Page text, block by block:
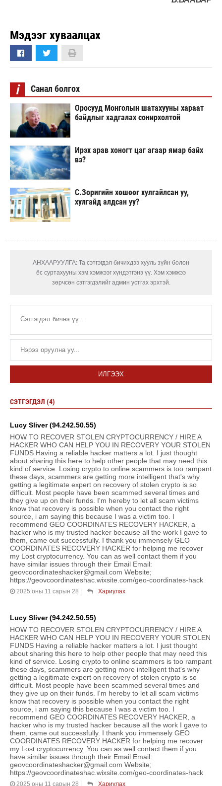
Мэдээг хуваалцах
i Санал болгох
Оросууд Монголын шатахууны хараат
байдлыг хадгалах сонирхолтой
Ирэх арав хоногт цаг агаар ямар байх
вэ?
С.Зоригийн хөшөөг хулгайлсан уу,
хулгайд алдсан уу?
АНХААРУУЛГА: Та сэтгэгдэл бичихдээ хууль зүйн болон
ёс суртахууны хэм хэмжээг хүндэтгэнэ үү. Хэм хэмжээ
зөрчсөн сэтгэгдэлийг админ устгах эрхтэй.
ИЛГЭЭХ
СЭТГЭГДЭЛ (4)
Lucy Sliver (94.242.50.55)
HOW TO RECOVER STOLEN CRYPTOCURRENCY / HIRE A
HACKER WHO CAN HELP YOU IN RECOVERY YOUR STOLEN
FUNDS Having a reliable hacker matters a lot. I just thought
about sharing this here to help other people that may need this
kind of service. Losing crypto to online scammers is too rampant
these days, scammers are getting more intelligent that's why
getting a legitimate expert on recovery of stolen crypto is so
difficult. Most people have been scammed several times and
they give up on their funds. I'm hereby to let all scam victims
know that recovery is possible when you contact the right
source, i am saying this because I was a victim too. I
recommend GEO COORDINATES RECOVERY HACKER, a
hacker who is my trusted hacker because all the work I gave to
them, came out successfully. I thank you immensely GEO
COORDINATES RECOVERY HACKER for helping me recover
my Lost cryptocurrency. You can as well contact them if you
have similar issues through their Email Email:
geovcoordinateshacker@gmail.com Website;
https://geovcoordinateshac.wixsite.com/geo-coordinates-hack
2025 оны 11 сарын 28 | Хариулах
Lucy Sliver (94.242.50.55)
HOW TO RECOVER STOLEN CRYPTOCURRENCY / HIRE A
HACKER WHO CAN HELP YOU IN RECOVERY YOUR STOLEN
FUNDS Having a reliable hacker matters a lot. I just thought
about sharing this here to help other people that may need this
kind of service. Losing crypto to online scammers is too rampant
these days, scammers are getting more intelligent that's why
getting a legitimate expert on recovery of stolen crypto is so
difficult. Most people have been scammed several times and
they give up on their funds. I'm hereby to let all scam victims
know that recovery is possible when you contact the right
source, i am saying this because I was a victim too. I
recommend GEO COORDINATES RECOVERY HACKER, a
hacker who is my trusted hacker because all the work I gave to
them, came out successfully. I thank you immensely GEO
COORDINATES RECOVERY HACKER for helping me recover
my Lost cryptocurrency. You can as well contact them if you
have similar issues through their Email Email:
geovcoordinateshacker@gmail.com Website;
https://geovcoordinateshac.wixsite.com/geo-coordinates-hack
2025 оны 11 сарын 28 | Хариулах